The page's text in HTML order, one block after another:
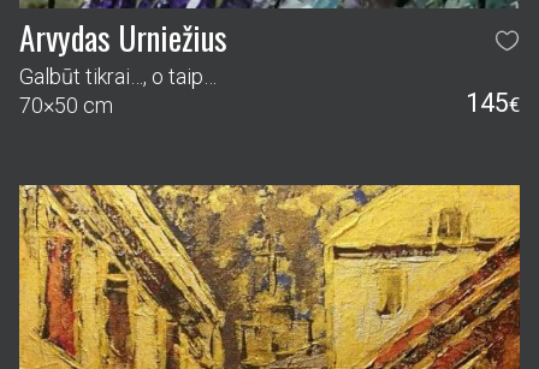
Arvydas Urniežius
Galbūt tikrai…, o taip…
70×50 cm
145€